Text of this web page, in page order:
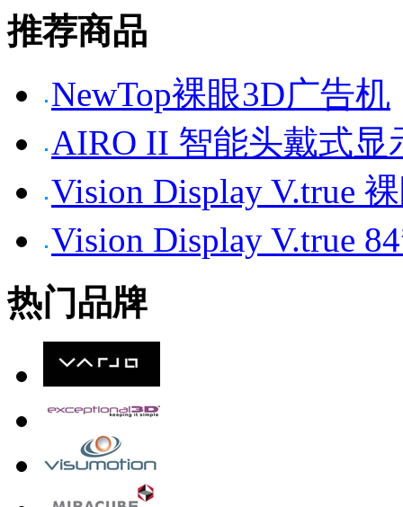
推荐商品
NewTop裸眼3D广告机
AIRO II 智能头戴式显
Vision Display V.true
Vision Display V.true
热门品牌